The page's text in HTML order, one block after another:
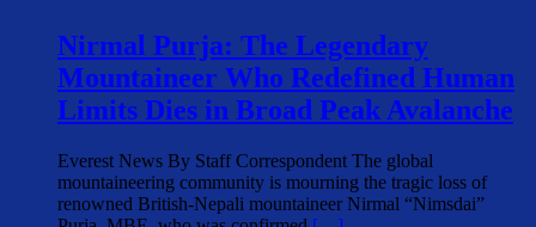
Nirmal Purja: The Legendary
Mountaineer Who Redefined Human
Limits Dies in Broad Peak Avalanche
Everest News By Staff Correspondent The global
mountaineering community is mourning the tragic loss of
renowned British-Nepali mountaineer Nirmal “Nimsdai”